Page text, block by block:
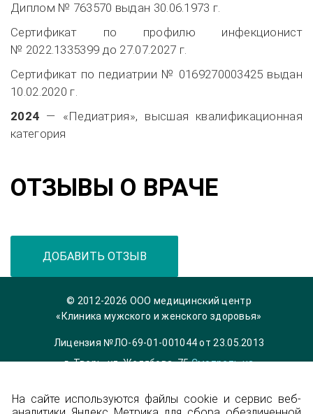
Диплом № 763570 выдан 30.06.1973 г.
Сертификат по профилю инфекционист
№ 2022.1335399 до 27.07.2027 г.
Сертификат по педиатрии № 0169270003425 выдан
10.02.2020 г.
2024 — «Педиатрия», высшая квалификационная
категория
ОТЗЫВЫ О ВРАЧЕ
ДОБАВИТЬ ОТЗЫВ
© 2012-2026 ООО медицинский центр
«Клиника мужского и женского здоровья»
Лицензия №ЛО-69-01-001044 от 23.05.2013
г. Тверь, ул. Желябова, 75Смотреть на
Телефон 8 (4822) 36-84-33,info@garmonia-
На сайте используются файлы cookie и сервис веб-